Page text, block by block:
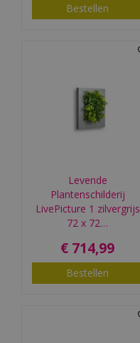
Bestellen
Levende
Plantenschilderij
LivePicture 1 zilvergrijs
72 x 72…
€ 714,99
Bestellen